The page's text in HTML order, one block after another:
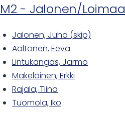
M2 - Jalonen/Loimaa
Jalonen, Juha (skip)
Aaltonen, Eeva
Lintukangas, Jarmo
Mäkeläinen, Erkki
Rajala, Tiina
Tuomola, Iko